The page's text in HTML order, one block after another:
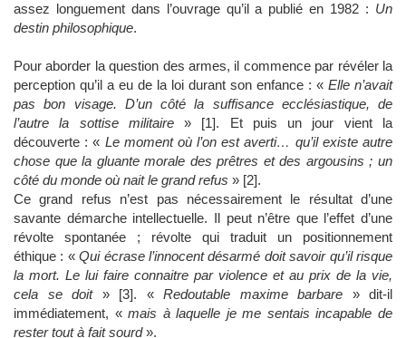
assez longuement dans l’ouvrage qu’il a publié en 1982 : Un
destin philosophique.
Pour aborder la question des armes, il commence par révéler la
perception qu’il a eu de la loi durant son enfance : « Elle n’avait
pas bon visage. D’un côté la suffisance ecclésiastique, de
l’autre la sottise militaire» [1]. Et puis un jour vient la
découverte : « Le moment où l’on est averti… qu’il existe autre
chose que la gluante morale des prêtres et des argousins ; un
côté du monde où nait le grand refus » [2].
Ce grand refus n’est pas nécessairement le résultat d’une
savante démarche intellectuelle. Il peut n’être que l’effet d’une
révolte spontanée ; révolte qui traduit un positionnement
éthique : «Qui écrase l’innocent désarmé doit savoir qu’il risque
la mort. Le lui faire connaitre par violence et au prix de la vie,
cela se doit» [3]. « Redoutable maxime barbare » dit-il
immédiatement, «mais à laquelle je me sentais incapable de
rester tout à fait sourd».